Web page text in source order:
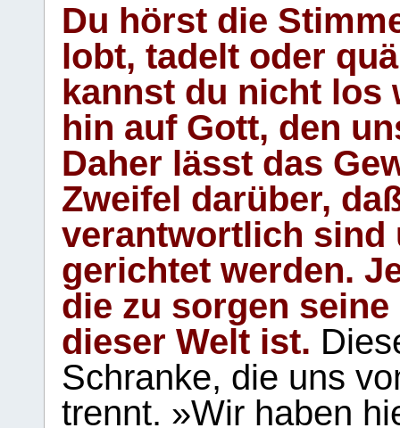
Du hörst die
lobt, tadelt oder
kannst du nicht los
hin auf Gott, den
Daher lässt das
Zweifel darüber,
verantwortlich sind
gerichtet werden.
die zu sorgen
dieser Welt ist.
Schranke, die uns
trennt. »Wir haben